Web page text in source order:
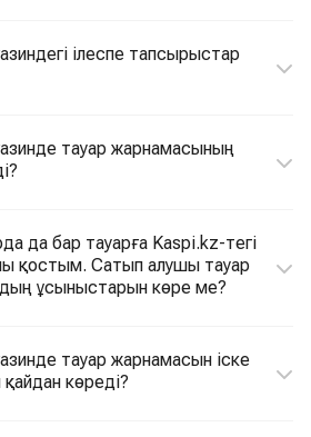
ілеспе тапсырыстар
тауар жарнамасының
да бар тауарға Kaspi.kz-тегі
қостым. Сатып алушы тауар
ұсыныстарын көре ме?
тауар жарнамасын іске
көреді?